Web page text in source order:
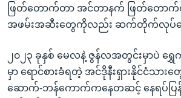
ဖြတ်တောက်တာ အင်တာနက် ဖြတ်တောက်
အဖမ်းအဆီးတွေကိုလည်း ဆက်တိုက်လုပ်ဆ
၂၀၂၃ ခုနှစ် မေလနဲ့ ဇွန်လအတွင်းမှာပဲ
မှာ ရောင်စားခံရတဲ့ အင်ဒိုနီးရှားနိုင်ငံသာ
ဆောက်-ဘန်ကောက်ကနေတဆင့် နေရပ်ပ